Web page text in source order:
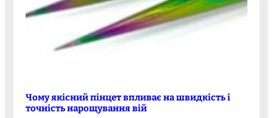
Чому якісний пінцет впливає на швидкість і
точність нарощування вій